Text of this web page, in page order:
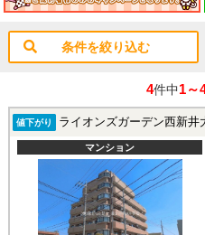
条件を絞り込む
4件中1～
値下がり ライオンズガーデン西新井大師壱
マンション